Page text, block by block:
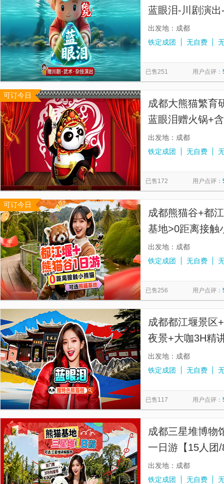
蓝眼泪-川剧演
◆100%品质纯玩
出发地：成都
铁定成团
无自费
已售251 用户点评：
可订今日
成都大熊猫繁育
蓝眼泪赠火锅+
游
出发地：成都
铁定成团
无自费
已售172 用户点评：
可订今日
成都熊猫谷+都
基地>0距离接触
接早+特色熊猫
出发地：成都
铁定成团
无自费
已售256 用户点评：
成都都江堰景区
夜景+大咖3H精
场】
出发地：成都
铁定成团
无自费
已售117 用户点评：
成都三星堆博物
一日游【15人团
环内接早+错峰
出发地：成都
铁定成团
无自费